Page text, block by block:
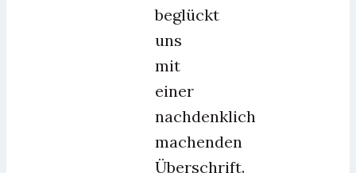
beglückt
uns
mit
einer
nachdenklich
machenden
Überschrift.